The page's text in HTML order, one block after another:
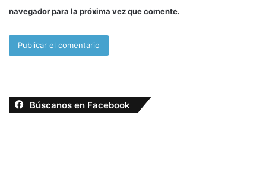
navegador para la próxima vez que comente.
Búscanos en Facebook